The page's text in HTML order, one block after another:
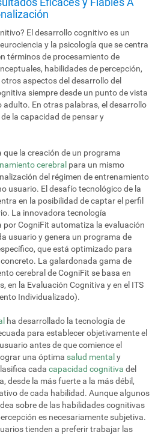
El desarrollo cognitivo es un
y la psicología que se centra
términos de procesamiento de
habilidades de percepción,
aspectos del desarrollo del
siempre desde un punto de vista
En otras palabras, el desarrollo
la capacidad de pensar y
la creación de un programa
cerebral para un mismo
del régimen de entrenamiento
usuario. El desafío tecnológico de la
en la posibilidad de captar el perfil
La innovadora tecnología
CogniFit automatiza la evaluación
usuario y genera un programa de
que está optimizado para
La galardonada gama de
cerebral de CogniFit se basa en
en la Evaluación Cognitiva y en el ITS
Individualizado).
ha desarrollado la tecnología de
para establecer objetivamente el
antes de que comience el
una óptima salud mental y
cadacapacidad cognitiva del
desde la más fuerte a la más débil,
de cada habilidad. Aunque algunos
sobre de las habilidades cognitivas
es necesariamente subjetiva.
tienden a preferir trabajar las